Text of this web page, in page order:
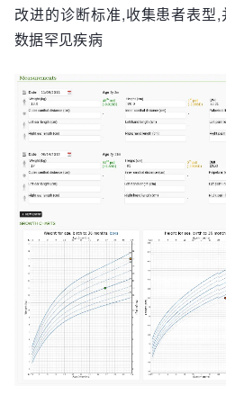
改进的诊断标准,收集患者表型
数据罕见疾病